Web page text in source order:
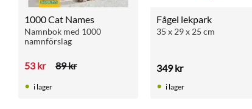
1000 Cat Names
Namnbok med 1000
namnförslag
53kr 89kr
i lager
Fågel lekpark
35 x 29 x 25 cm
349kr
i lager